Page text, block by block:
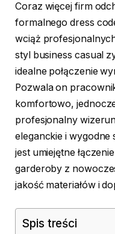
Coraz więcej firm
formalnego dress
wciąż
styl business casual
idealne połączenie
Pozwala on
komfortowo,
profesjonalny
eleganckie i
jest umiejętne
garderoby z
jakość materiałów i
Spis treści